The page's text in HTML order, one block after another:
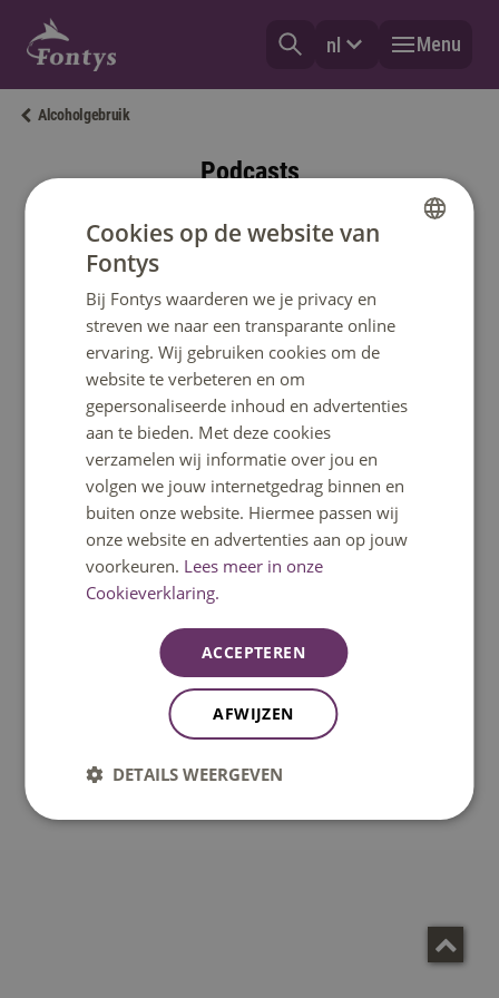
nl Menu
Alcoholgebruik
Podcasts
Podcast over alcoholgebruik
Hoe slecht is alcoholgebruik nu echt? En hoe
beïnvloedt het je mentale gezondheid? Dit wordt
in deze aflevering besproken door studenten
Bram, Dominique en Rein en door Michelle van
der Horst, onderzoekster aan het Trimbos
Cookies op de website van
Fontys
Bij Fontys waarderen we je privacy en
streven we naar een transparante online
ervaring. Wij gebruiken cookies om de
website te verbeteren en om
gepersonaliseerde inhoud en advertenties
aan te bieden. Met deze cookies
verzamelen wij informatie over jou en
volgen we jouw internetgedrag binnen en
buiten onze website. Hiermee passen wij
onze website en advertenties aan op jouw
voorkeuren. Lees meer in onze
Cookieverklaring.
ACCEPTEREN
AFWIJZEN
DETAILS WEERGEVEN